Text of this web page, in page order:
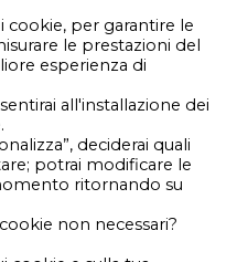
care
Policy
e cookie
cookie, per garantire le
le prestazioni del
esperienza di
all'installazione dei
deciderai quali
potrai modificare le
ritornando su
non necessari?